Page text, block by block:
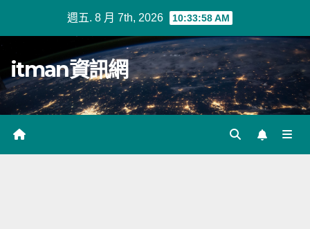
週五. 8 月 7th, 2026 10:33:58 AM
itman資訊網